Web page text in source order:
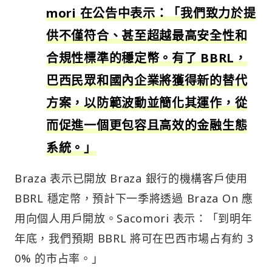
mori 在公告中表示：「我們致力於提
供不僅符合、甚至超越最高安全性和
合規性標準的穩定幣。有了 BBRL，
巴西民眾和國內企業將獲得新的替代
方案，以防範波動並簡化其運作，從
而促進一個更包容且高效的金融生態
系統。」
Braza 表示已開放 Braza 銀行的機構客戶使用
BBRL 穩定幣，預計下一季將透過 Braza On 應
用向個人用戶開放。Sacomori 表示：「到明年
年底，我們預期 BBRL 將可在巴西市場占有約 3
0% 的市占率。」